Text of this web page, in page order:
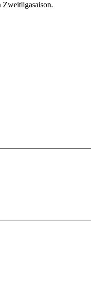
Zweitligasaison.